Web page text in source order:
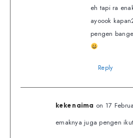
eh tapi ra
ayoook
pengen
Reply
keke naima on 17
emaknya juga pengen